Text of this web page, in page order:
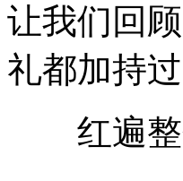
让我们回
礼都加持
红遍整